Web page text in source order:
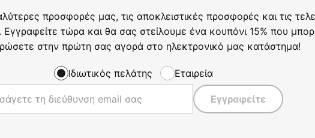
προσφορές μας, τις αποκλειστικές προσφορές και τις
Εγγραφείτε τώρα και θα σας στείλουμε ένα κουπόνι 15% που
στην πρώτη σας αγορά στο ηλεκτρονικό μας κατάστημα!
Ιδιωτικός πελάτης Εταιρεία
Εγγραφείτε